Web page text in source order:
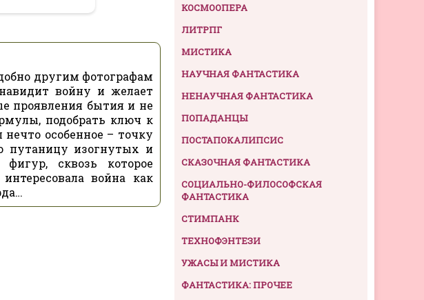
другим фотографам
войну и желает
проявления бытия и не
подобрать ключ к
особенное – точку
путаницу изогнутых и
сквозь которое
война как
КОСМООПЕРА
ЛИТРПГ
МИСТИКА
НАУЧНАЯ ФАНТАСТИКА
НЕНАУЧНАЯ ФАНТАСТИКА
ПОПАДАНЦЫ
ПОСТАПОКАЛИПСИС
СКАЗОЧНАЯ ФАНТАСТИКА
СОЦИАЛЬНО-ФИЛОСОФСКАЯ
ФАНТАСТИКА
СТИМПАНК
ТЕХНОФЭНТЕЗИ
УЖАСЫ И МИСТИКА
ФАНТАСТИКА: ПРОЧЕЕ